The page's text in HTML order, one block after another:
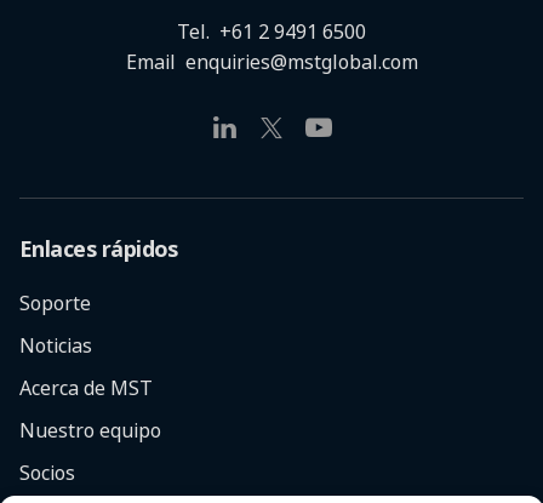
Tel. +61 2 9491 6500
Email enquiries@mstglobal.com
Enlaces rápidos
Soporte
Noticias
Acerca de MST
Nuestro equipo
Socios